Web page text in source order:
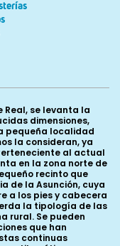
Real, se levanta la
dimensiones,
pequeña localidad
la consideran, ya
al actual
en la zona norte de
recinto que
de la Asunción, cuya
a los pies y cabecera
la tipología de las
rural. Se pueden
que han
continuas